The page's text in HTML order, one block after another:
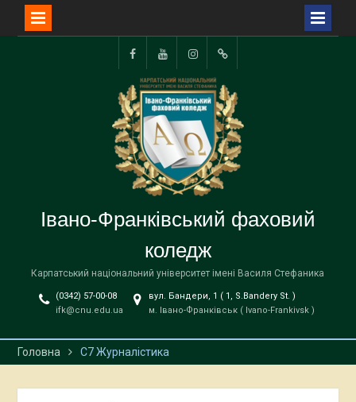
FacebookYouTubeInstagramTikTok
Івано-Франківський фаховий
коледж
Карпатський національний університет імені Василя Стефаника
(0342) 57-00-08
ifk@cnu.edu.ua
вул. Бандери, 1 ( 1, S.Bandery St. )
м. Івано-Франківськ ( Ivano-Frankivsk )
Головна С7 Журналістика